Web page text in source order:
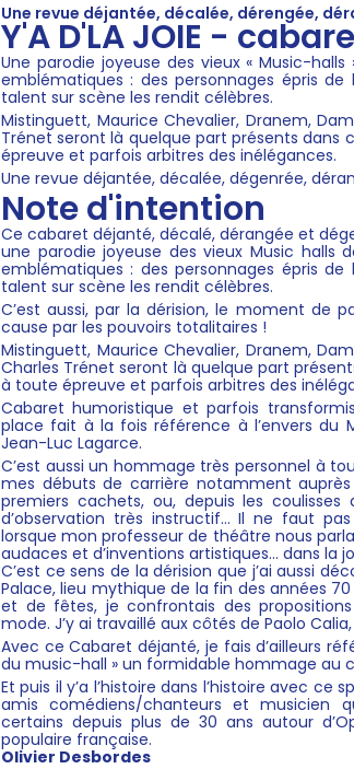
Une revue déjantée, décalée, dérengée,
Y'A D'LA JOIE -
Une parodie joyeuse des vieux « Music-
emblématiques : des personnages épris
talent sur scène les rendit célèbres.
Mistinguett, Maurice Chevalier, Dranem,
Trénet seront là quelque part présents dans
épreuve et parfois arbitres des inélégances.
Une revue déjantée, décalée, dégenrée,
Note d'intention
Ce cabaret déjanté, décalé, dérangée et
une parodie joyeuse des vieux Music halls
emblématiques : des personnages épris
talent sur scène les rendit célèbres.
C’est aussi, par la dérision, le moment de
cause par les pouvoirs totalitaires !
Mistinguett, Maurice Chevalier, Dranem,
Charles Trénet seront là quelque part
à toute épreuve et parfois arbitres des
Cabaret humoristique et parfois
place fait à la fois référence à l’envers du
Jean-Luc Lagarce.
C’est aussi un hommage très personnel à
mes débuts de carrière notamment
premiers cachets, ou, depuis les
d’observation très instructif… Il ne faut
lorsque mon professeur de théâtre nous
audaces et d’inventions artistiques… dans la
C’est ce sens de la dérision que j’ai aussi
Palace, lieu mythique de la fin des années
et de fêtes, je confrontais des
mode. J’y ai travaillé aux côtés de Paolo
Avec ce Cabaret déjanté, je fais d’ailleurs
du music-hall » un formidable hommage au
Et puis il y’a l’histoire dans l’histoire avec
amis comédiens/chanteurs et musicien
certains depuis plus de 30 ans autour
populaire française.
Olivier Desbordes